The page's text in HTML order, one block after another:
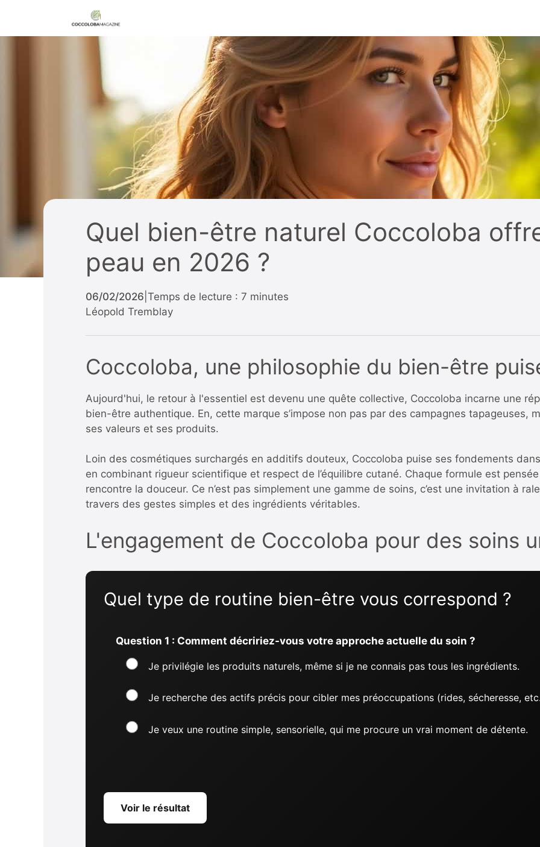
contenu
Quel bien-être naturel Coccoloba
peau en 2026 ?
06/02/2026 Temps de lecture : 7 minutes
Léopold Tremblay
Coccoloba, une philosophie du bien-être
Aujourd'hui, le retour à l'essentiel est devenu une quête collective, Coccoloba incarne une
bien-être authentique. En, cette marque s’impose non pas par des campagnes tapageuses,
ses valeurs et ses produits.
Loin des cosmétiques surchargés en additifs douteux, Coccoloba puise ses fondements
en combinant rigueur scientifique et respect de l’équilibre cutané. Chaque formule est
rencontre la douceur. Ce n’est pas simplement une gamme de soins, c’est une invitation à
travers des gestes simples et des ingrédients véritables.
L'engagement de Coccoloba pour des soins
Quel type de routine bien-être vous correspond ?
Question 1 : Comment décririez-vous votre approche actuelle du soin ?
Je privilégie les produits naturels, même si je ne connais pas tous les ingrédients.
Je recherche des actifs précis pour cibler mes préoccupations (rides, sécheresse,
Je veux une routine simple, sensorielle, qui me procure un vrai moment de détente.
Voir le résultat